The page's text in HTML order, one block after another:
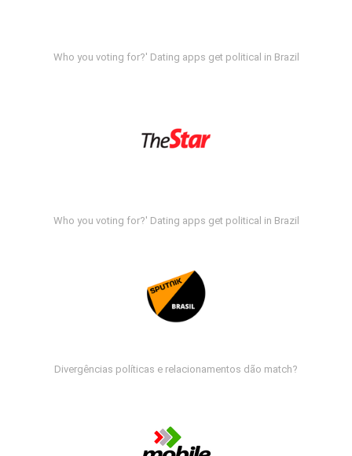
Who you voting for?' Dating apps get political in Brazil
Who you voting for?' Dating apps get political in Brazil
Divergências políticas e relacionamentos dão match?